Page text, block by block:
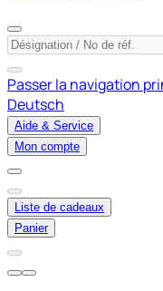
Passer la navigation
Deutsch
Aide & Service
Mon compte
Liste de cadeaux
Panier